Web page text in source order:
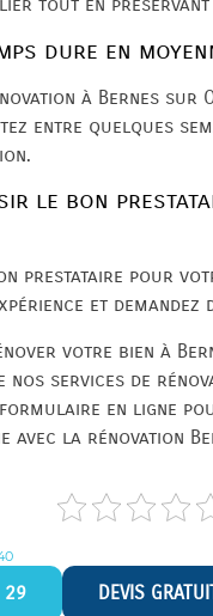
tout en
dure en
à Bernes sur
entre quelques
le bon
prestataire pour
et
votre bien à
services de
en ligne
avec la rénovation
29 DEVIS